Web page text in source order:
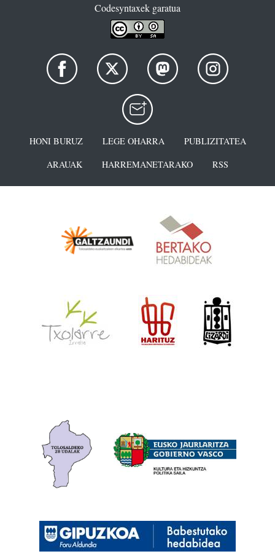
Codesyntaxek garatua
HONI BURUZ LEGE OHARRA
PUBLIZITATEA
ARAUAK
HARREMANETARAKO RSS